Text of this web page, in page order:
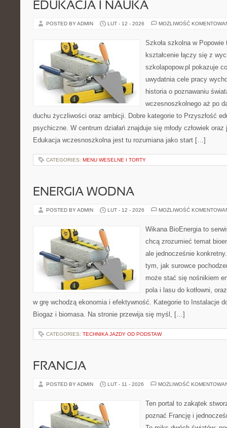
EDUKACJA I NAUKA
POSTED BY ADMIN LUT - 12 - 2026 MOŻLIWOŚĆ
Szkoła szkolna w
kształcenie łączy się z
szkolapopow.pl pokazuje
uwydatnia cele pracy
historia o poznawaniu
wczesnoszkolnego aż po
duchu życzliwości oraz ambicji. Dobre kategorie to Przyszłość
psychiczne. W centrum działań znajduje się młody człowiek
Edukacja wczesnoszkolna jest tu rozumiana jako start […]
CATEGORIES: MENU WESELNE I TORTY
ENERGIA WODNA
POSTED BY ADMIN LUT - 12 - 2026 MOŻLIWOŚĆ
Wikana BioEnergia to
chcą zrozumieć temat
ale jednocześnie
tym, jak surowce
może stać się nośnikiem
pola i lasu do kotłowni,
w grę wchodzą ekonomia i efektywność. Kategorie to Instalacje
Biogaz i biomasa. Na stronie przewija się myśl, […]
CATEGORIES: TECHNIKA JAZDY OD PODSTAW
FRANCJA
POSTED BY ADMIN LUT - 11 - 2026 MOŻLIWOŚĆ
Ten portal to zakątek
poznać Francję i